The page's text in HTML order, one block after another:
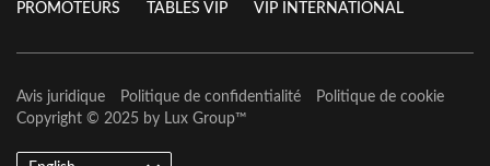
PROMOTEURS TABLES VIP VIP INTERNATIONAL
Avis juridique Politique de confidentialité
Politique de cookie
Copyright © 2025 by Lux Group™